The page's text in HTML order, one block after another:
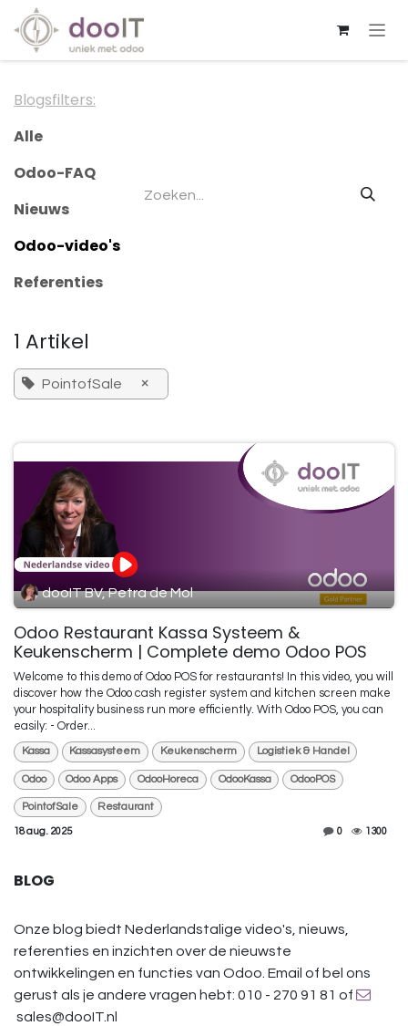
Overslaan naar inhoud
Blogsfilters:
Alle
Odoo-FAQ
Nieuws
Odoo-video's
Referenties
1 Artikel
PointofSale ×
dooIT BV, Petra de Mol
Odoo Restaurant Kassa Systeem &
Keukenscherm | Complete demo Odoo POS
Welcome to this demo of Odoo POS for restaurants! In this video, you will
discover how the Odoo cash register system and kitchen screen make
your hospitality business run more efficiently. With Odoo POS, you can
easily: - Order...
Kassa Kassasysteem Keukenscherm Logistiek & Handel
Odoo Odoo Apps OdooHoreca OdooKassa OdooPOS
PointofSale Restaurant
18 aug. 2025 0 1300
BLOG
Onze blog biedt Nederlandstalige video's, nieuws,
referenties en inzichten over de nieuwste
ontwikkelingen en functies van Odoo. Email of bel ons
gerust als je andere vragen hebt: 010 - 270 91 81 of
sales@dooIT.nl